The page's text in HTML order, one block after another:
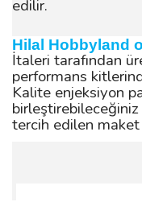
edilir.
Hilal Hobbyland
İtaleri tarafından
performans
Kalite enjeksiyon
birleştirebileceğiniz
tercih edilen